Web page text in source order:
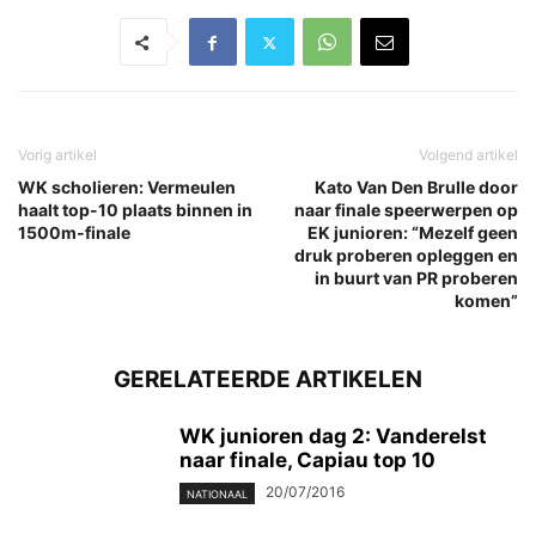
Vorig artikel
WK scholieren: Vermeulen
haalt top-10 plaats binnen in
1500m-finale
Volgend artikel
Kato Van Den Brulle door
naar finale speerwerpen op
EK junioren: “Mezelf geen
druk proberen opleggen en
in buurt van PR proberen
komen”
GERELATEERDE ARTIKELEN
WK junioren dag 2: Vanderelst
naar finale, Capiau top 10
NATIONAAL 20/07/2016